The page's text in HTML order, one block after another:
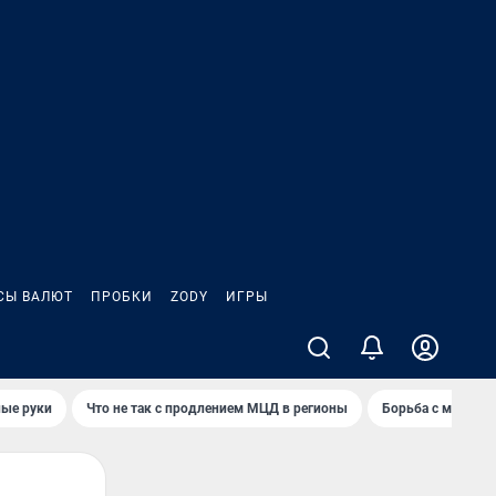
ВАЛЮТ ПРОБКИ ZODY ИГРЫ
руки Что не так с продлением МЦД в регионы Борьба с мэрией